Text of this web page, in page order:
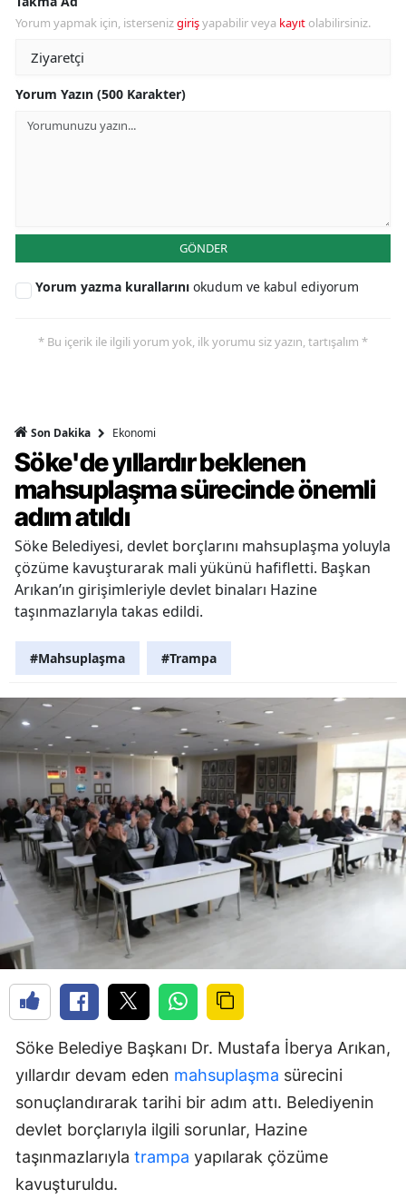
Yorum yapmak için, istersenizgirişyapabilir veya kayıt olabilirsiniz.
Yorum Yazın (500 Karakter)
GÖNDER
Yorum yazma kurallarını okudum ve kabul ediyorum
* Bu içerik ile ilgili yorum yok, ilk yorumu siz yazın, tartışalım *
Son Dakika Ekonomi
Söke'de yıllardır beklenen
mahsuplaşma sürecinde önemli
adım atıldı
Söke Belediyesi, devlet borçlarını mahsuplaşma yoluyla
çözüme kavuşturarak mali yükünü hafifletti. Başkan
Arıkan’ın girişimleriyle devlet binaları Hazine
taşınmazlarıyla takas edildi.
#Mahsuplaşma #Trampa
Söke Belediye Başkanı Dr. Mustafa İberya Arıkan,
yıllardır devam eden mahsuplaşma sürecini
sonuçlandırarak tarihi bir adım attı. Belediyenin
devlet borçlarıyla ilgili sorunlar, Hazine
taşınmazlarıyla trampa yapılarak çözüme
kavuşturuldu.